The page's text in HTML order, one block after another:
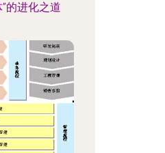
的进化之道